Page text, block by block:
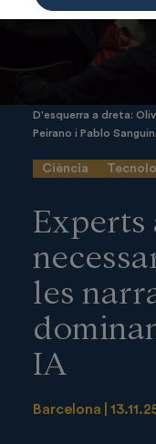
D'esquerra a dreta:
Peirano i Pablo
Ciència
Experts
les
IA
Barcelona